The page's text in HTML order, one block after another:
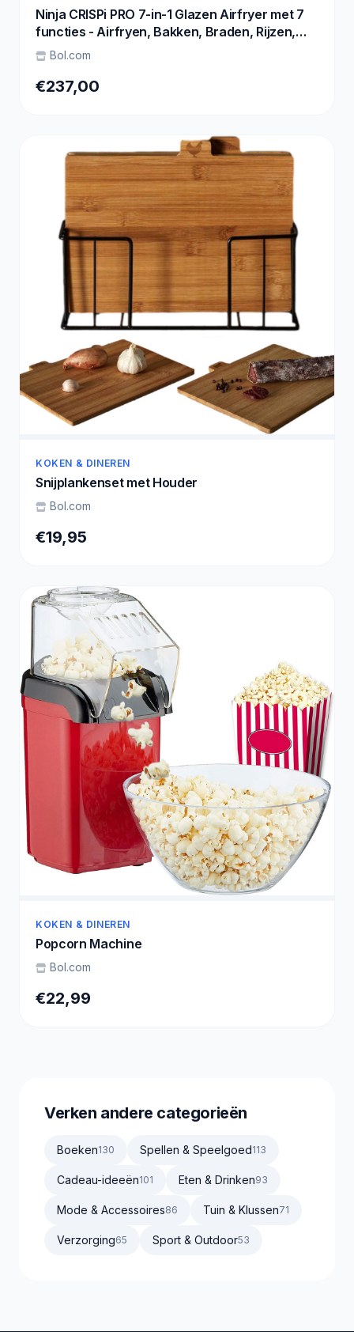
Ninja CRISPi PRO 7-in-1 Glazen Airfryer met 7
functies - Airfryen, Bakken, Braden, Rijzen,
Drogen. Max Crisp en Opnieuw krokant maken
koken - Grijsgroen - AS101EUGY
Bol.com
€237,00
KOKEN & DINEREN
Snijplankenset met Houder
Bol.com
€19,95
KOKEN & DINEREN
Popcorn Machine
Bol.com
€22,99
Verken andere categorieën
Boeken130 Spellen & Speelgoed113
Cadeau-ideeën101 Eten & Drinken93
Mode & Accessoires86 Tuin & Klussen71
Verzorging65 Sport & Outdoor53